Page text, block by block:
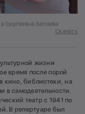
Беляева
Скачать
жизни
время после порой
кино, библиотеки, на
в самодеятельности.
театр с 1941 по
В репертуаре был